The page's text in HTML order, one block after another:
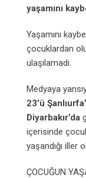
yaşamını
Yaşamını
çocuklardan
ulaşılamadı.
Medyaya
23’ü
Diyarbakır’da
içerisinde
yaşandığı iller
ÇOCUĞUN